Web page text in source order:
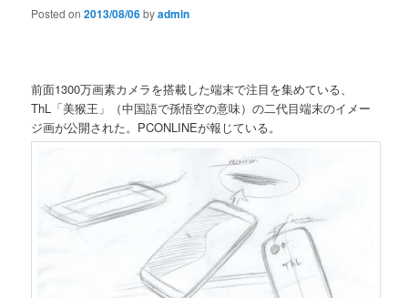
Posted on2013/08/06byadmin
前面1300万画素カメラを搭載した端末で注目を集めている、
ThL「美猴王」（中国語で孫悟空の意味）の二代目端末のイメー
ジ画が公開された。PCONLINEが報じている。